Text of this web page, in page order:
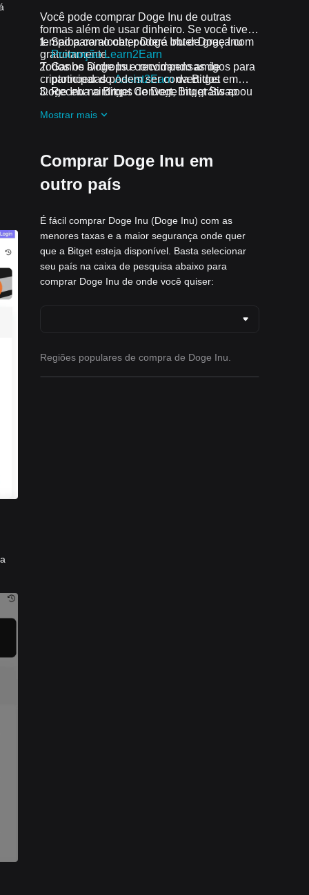
Você pode comprar Doge Inu de outras
formas além de usar dinheiro. Se você tiver
tempo para alocar, poderá obter Doge Inu
gratuitamente.
Saiba como obter Doge Inu de graça com
Promoção Learn2Earn
Ganhe Doge Inu convidando amigos para
participar doAssist2Earnda Bitget
Receba airdrops de Doge Inu grátis ao
andamento
Todos os airdrops e recompensas de
criptomoedas podem ser convertidos em
Doge Inu no Bitget Convert, Bitget Swap ou
Mostrar mais
Comprar Doge Inu em
outro país
É fácil comprar Doge Inu (Doge Inu) com as
menores taxas e a maior segurança onde quer
que a Bitget esteja disponível. Basta selecionar
seu país na caixa de pesquisa abaixo para
comprar Doge Inu de onde você quiser:
Regiões populares de compra de Doge Inu.